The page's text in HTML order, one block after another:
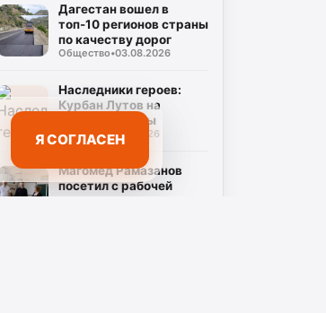
Дагестан вошел в
топ-10 регионов страны
по качеству дорог
Общество•03.08.2026
Наследники героев:
Курбан Лутов на
страже Родины
Главное•02.08.2026
Магомед Рамазанов
посетил с рабочей
Я СОГЛАСЕН